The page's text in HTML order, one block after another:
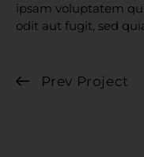
ipsam voluptatem
odit aut fugit, sed
Prev Project